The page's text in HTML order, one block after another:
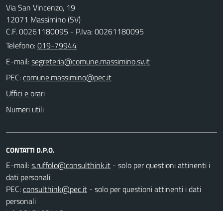
Via San Vincenzo, 19
12071 Massimino (SV)
C.F. 00261180095 - P.Iva: 00261180095
Telefono:019-79944
E-mail:
PEC:
Uffici e orari
Numeri utili
CONTATTI D.P.O.
E-mail:
- solo per questioni attinenti i
dati personali
PEC:
- solo per questioni attinenti i dati
personali